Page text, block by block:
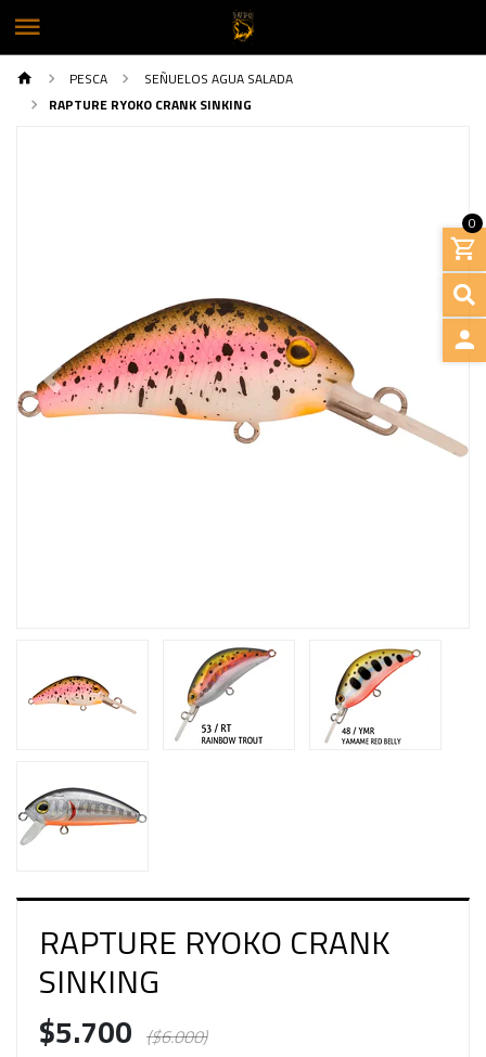
0
PESCA
SEÑUELOS AGUA SALADA
RAPTURE RYOKO CRANK SINKING
Previous
RAPTURE RYOKO CRANK
SINKING
$5.700 ($6.000)